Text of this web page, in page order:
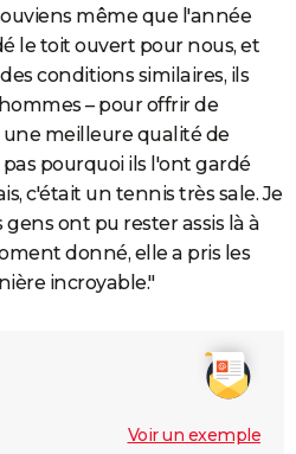
même que l'année
le toit ouvert pour nous, et
conditions similaires, ils
– pour offrir de
meilleure qualité de
pas pourquoi ils l'ont gardé
c'était un tennis très sale. Je
ont pu rester assis là à
donné, elle a pris les
incroyable."
Voir un exemple